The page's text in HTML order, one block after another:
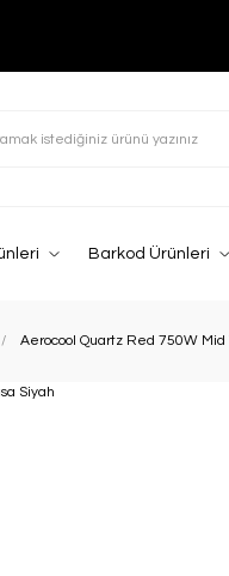
Barkod Ürünleri
Aerocool Quartz Red 750W Mid